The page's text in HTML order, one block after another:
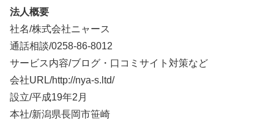
法人概要
社名/株式会社ニャース
通話相談/0258-86-8012
サービス内容/ブログ・口コミサイト対策など
会社URL/http://nya-s.ltd/
設立/平成19年2月
本社/新潟県長岡市笹崎